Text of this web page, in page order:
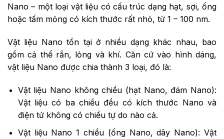
Nano – một loại vật liệu có cấu trúc dạng hạt, sợi, ống
hoặc tấm mỏng có kích thước rất nhỏ, từ 1 – 100 nm.
Vật liệu Nano tồn tại ở nhiều dạng khác nhau, bao
gồm cả thể rắn, lỏng và khí. Căn cứ vào hình dáng,
vật liệu Nano được chia thành 3 loại, đó là:
Vật liệu Nano không chiều (hạt Nano, đám Nano):
Vật liệu có ba chiều đều có kích thước Nano và
điện tử không có chiều tự do nào cả.
Vật liệu Nano 1 chiều (ống Nano, dây Nano): Vật